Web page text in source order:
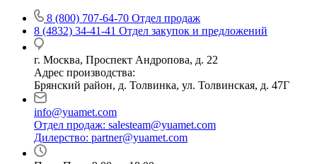
8 (800) 707-64-70 Отдел продаж
8 (4832) 34-41-41 Отдел закупок и предложений
г. Москва, Проспект Андропова, д. 22
Адрес производства:
Брянский район, д. Толвинка, ул. Толвинская, д. 47Г
info@yuamet.com
Отдел продаж: salesteam@yuamet.com
Дилерство: partner@yuamet.com